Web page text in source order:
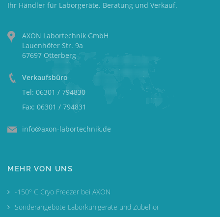
Ihr Händler für Laborgeräte. Beratung und Verkauf.
AXON Labortechnik GmbH
Lauenhöfer Str. 9a
67697 Otterberg
Verkaufsbüro
Tel: 06301 / 794830
Fax: 06301 / 794831
info@axon-labortechnik.de
MEHR VON UNS
-150° C Cryo Freezer bei AXON
Sonderangebote Laborkühlgeräte und Zubehör